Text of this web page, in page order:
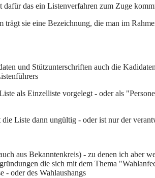
das ein Listenverfahren zum Zuge
sie eine Bezeichnung, die man im
und Stützunterschriften auch die
als Einzelliste vorgelegt - oder als
Liste dann ungültig - oder ist nur der
aus Bekanntenkreis) - zu denen ich aber
die sich mit dem Thema
- oder des Wahlaushangs